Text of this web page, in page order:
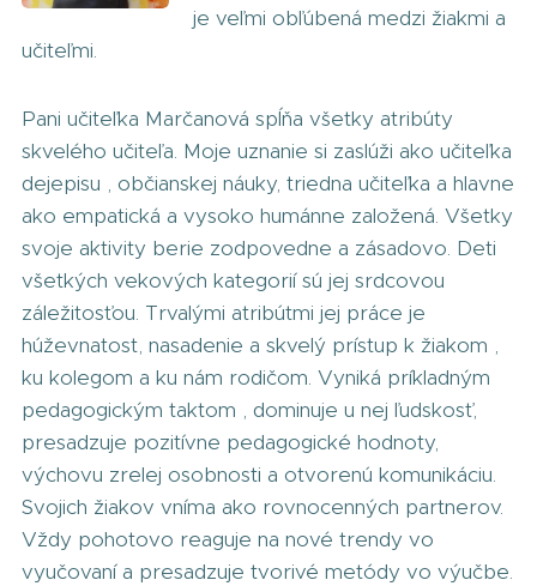
je veľmi obľúbená medzi žiakmi a
učiteľmi.
Pani učiteľka Marčanová spĺňa všetky atribúty
skvelého učiteľa. Moje uznanie si zaslúži ako učiteľka
dejepisu , občianskej náuky, triedna učiteľka a hlavne
ako empatická a vysoko humánne založená. Všetky
svoje aktivity berie zodpovedne a zásadovo. Deti
všetkých vekových kategorií sú jej srdcovou
záležitosťou. Trvalými atribútmi jej práce je
húževnatost, nasadenie a skvelý prístup k žiakom ,
ku kolegom a ku nám rodičom. Vyniká príkladným
pedagogickým taktom , dominuje u nej ľudskosť,
presadzuje pozitívne pedagogické hodnoty,
výchovu zrelej osobnosti a otvorenú komunikáciu.
Svojich žiakov vníma ako rovnocenných partnerov.
Vždy pohotovo reaguje na nové trendy vo
vyučovaní a presadzuje tvorivé metódy vo výučbe.